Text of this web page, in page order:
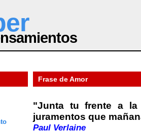
Frase de Amor
"Junta tu frente a
juramentos que
Paul Verlaine